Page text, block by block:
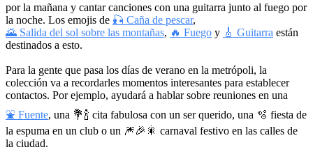
por la mañana y cantar canciones con una guitarra junto al fuego por
la noche. Los emojis de 🎣 Caña de pescar,
🌄 Salida del sol sobre las montañas, 🔥 Fuego y 🎸 Guitarra están
destinados a esto.
Para la gente que pasa los días de verano en la metrópoli, la
colección va a recordarles momentos interesantes para establecer
contactos. Por ejemplo, ayudará a hablar sobre reuniones en una
⛲ Fuente, una 💐🍾 cita fabulosa con un ser querido, una 🫧 fiesta de
la espuma en un club o un 🎆🎉🎇 carnaval festivo en las calles de
la ciudad.